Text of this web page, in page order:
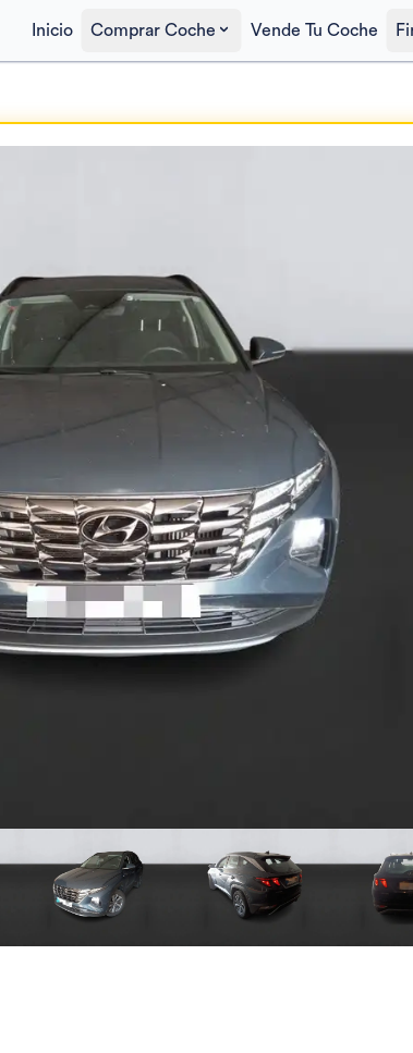
Inicio Comprar Coche Vende Tu Coche
18.390€